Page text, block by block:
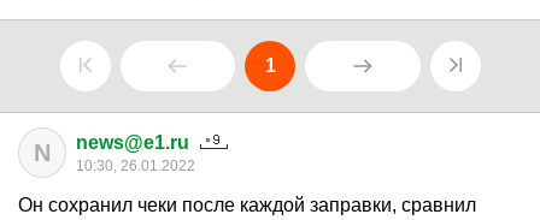
1
N news@e1.ru
10:30, 26.01.2022
Он сохранил чеки после каждой заправки, сравнил